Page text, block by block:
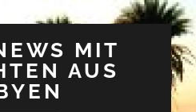
MIT
AUS